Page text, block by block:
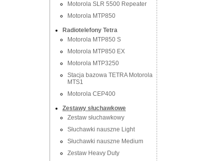
Motorola SLR 5500 Repeater
Motorola MTP850
Radiotelefony Tetra
Motorola MTP850 S
Motorola MTP850 EX
Motorola MTP3250
Stacja bazowa TETRA Motorola
MTS1
Motorola CEP400
Zestawy słuchawkowe
Zestaw słuchawkowy
Słuchawki nauszne Light
Słuchawki nauszne Medium
Zestaw Heavy Duty